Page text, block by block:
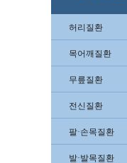
허리질환
목어깨질환
무릎질환
전신질환
팔·손목질환
발·발목질환